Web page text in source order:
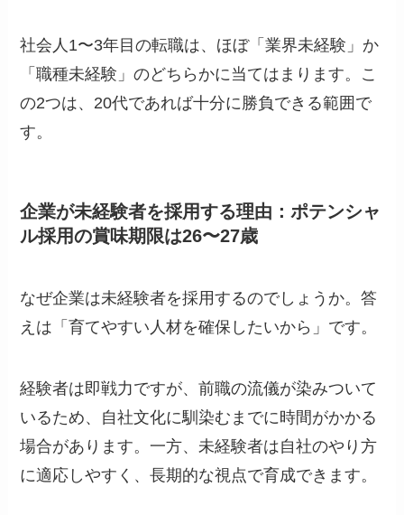
社会人1〜3年目の転職は、ほぼ「業界未経験」か
「職種未経験」のどちらかに当てはまります。こ
の2つは、20代であれば十分に勝負できる範囲で
す。
企業が未経験者を採用する理由：ポテンシャ
ル採用の賞味期限は26〜27歳
なぜ企業は未経験者を採用するのでしょうか。答
えは「育てやすい人材を確保したいから」です。
経験者は即戦力ですが、前職の流儀が染みついて
いるため、自社文化に馴染むまでに時間がかかる
場合があります。一方、未経験者は自社のやり方
に適応しやすく、長期的な視点で育成できます。